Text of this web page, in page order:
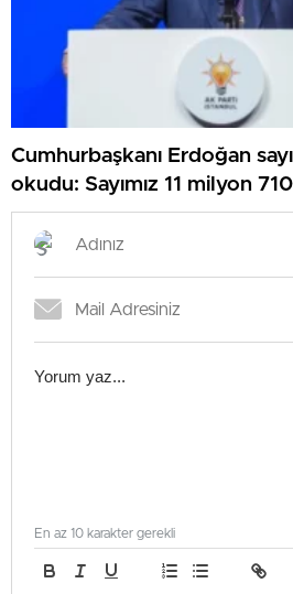
Cumhurbaşkanı Erdoğan
okudu: Sayımız 11 milyon
En az 10 karakter gerekli